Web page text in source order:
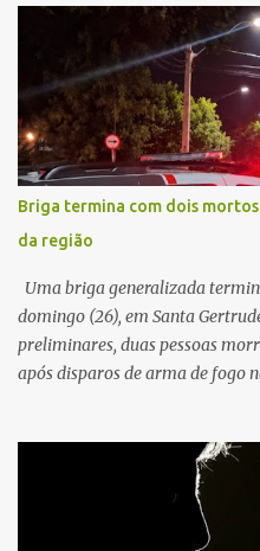
veículo, o trânsito estava lento
realizadas na rodovia,
a violência da colisão, o
Testemunhas relataram que o
durante o acidente. O jovem
morreu ainda no local. Equipes
concessionária responsável
realizaram a sinalização da via,
vítima. No entanto, o óbito foi
acidente. A Polícia Militar
da ocorrência...
Briga termina com dois
da região
Uma briga generalizada
domingo (26), em Santa
preliminares, duas pessoas
após disparos de arma de fogo
começado dentro do
externa, quando dois homens
diversos disparos. Duas
três pessoas foram baleadas e